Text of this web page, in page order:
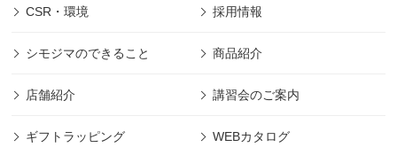
CSR・環境 採用情報
シモジマのできること 商品紹介
店舗紹介 講習会のご案内
ギフトラッピング WEBカタログ